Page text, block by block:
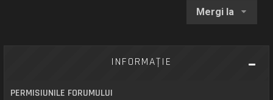
Mergi la
INFORMAŢIE
PERMISIUNILE FORUMULUI